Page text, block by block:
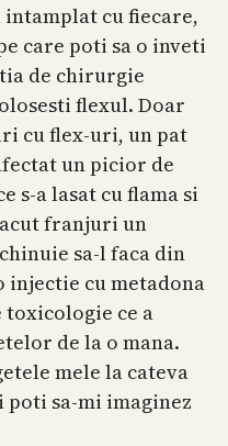
intamplat cu fiecare,
care poti sa o inveti
de chirurgie
flexul. Doar
cu flex-uri, un pat
un picior de
s-a lasat cu flama si
franjuri un
sa-l faca din
injectie cu metadona
ce a
de la o mana.
mele la cateva
sa-mi imaginez